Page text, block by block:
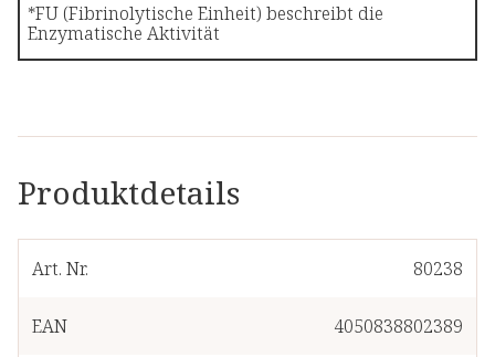
Produktdetails
Art. Nr. 80238
EAN 4050838802389
*FU (Fibrinolytische Einheit) beschreibt die
Enzymatische Aktivität